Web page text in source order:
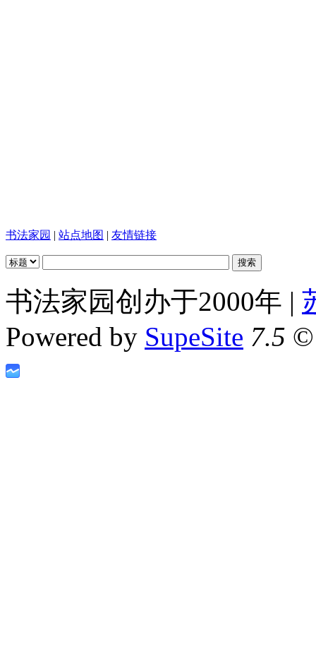
书法家园 | 站点地图 | 友情链接
书法家园创办于2000年 |
Powered by SupeSite 7.5 ©